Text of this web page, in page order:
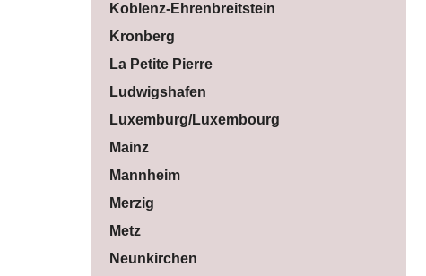
Koblenz-Ehrenbreitstein
Kronberg
La Petite Pierre
Ludwigshafen
Luxemburg/Luxembourg
Mainz
Mannheim
Merzig
Metz
Neunkirchen